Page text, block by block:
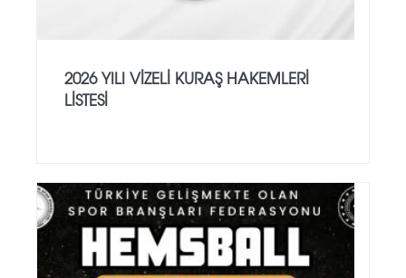
2026 YILI VİZELİ KURAŞ HAKEMLERİ
LİSTESİ